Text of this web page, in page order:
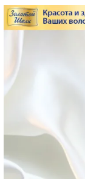
волос.